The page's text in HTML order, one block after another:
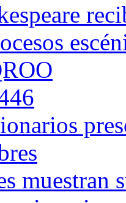
muestran